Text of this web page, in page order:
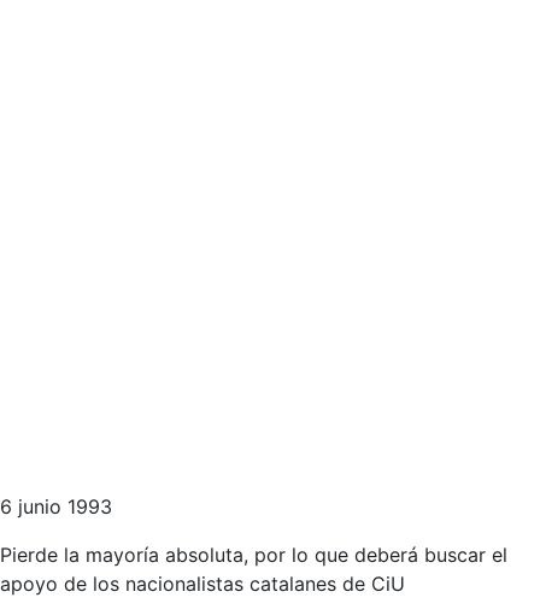
6 junio 1993
Pierde la mayoría absoluta, por lo que deberá buscar el
apoyo de los nacionalistas catalanes de CiU